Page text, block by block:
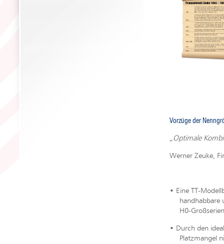
Vorzüge der
„Optimale
Werner Zeuke,
• Eine TT-
handhabbare
H0-
• Durch den
Platzmangel